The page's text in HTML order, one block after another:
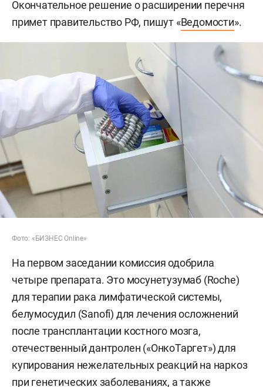
Окончательное решение о расширении перечня
примет правительство РФ, пишут «Ведомости».
Фото: «БИЗНЕС Online»
На первом заседании комиссия одобрила
четыре препарата. Это мосунетузумаб (Roche)
для терапии рака лимфатической системы,
белумосудил (Sanofi) для лечения осложнений
после трансплантации костного мозга,
отечественный дантролен («ОнкоТаргет») для
купирования нежелательных реакций на наркоз
при генетических заболеваниях, а также